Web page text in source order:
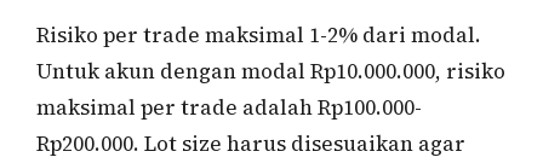
Risiko per trade maksimal 1-2% dari modal.
Untuk akun dengan modal Rp10.000.000, risiko
maksimal per trade adalah Rp100.000-
Rp200.000. Lot size harus disesuaikan agar